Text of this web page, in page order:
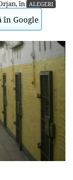
, în ALEGERI
în Google